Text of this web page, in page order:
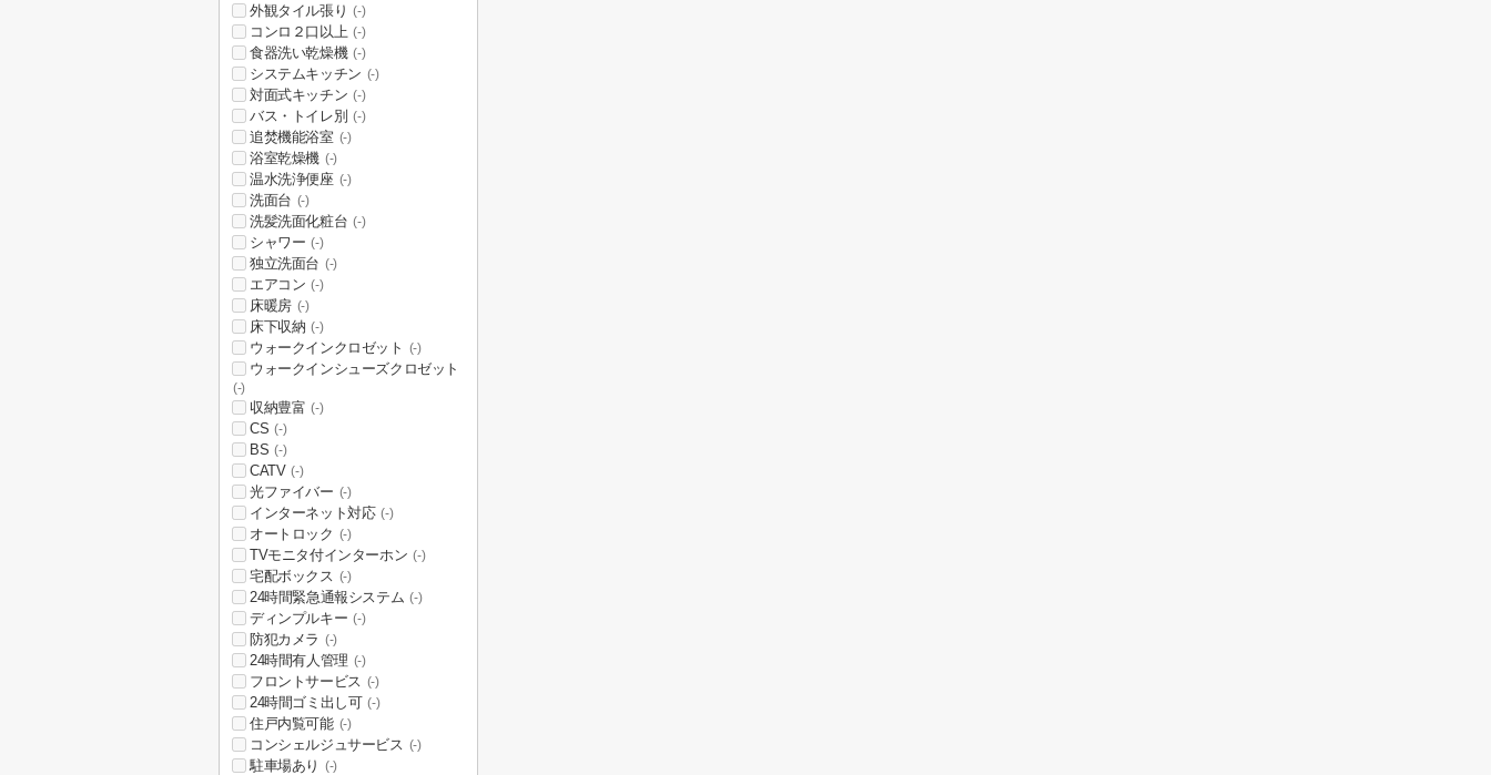
外観タイル張り (-)
コンロ２口以上 (-)
食器洗い乾燥機 (-)
システムキッチン (-)
対面式キッチン (-)
バス・トイレ別 (-)
追焚機能浴室 (-)
浴室乾燥機 (-)
温水洗浄便座 (-)
洗面台 (-)
洗髪洗面化粧台 (-)
シャワー (-)
独立洗面台 (-)
エアコン (-)
床暖房 (-)
床下収納 (-)
ウォークインクロゼット (-)
ウォークインシューズクロゼット
(-)
収納豊富 (-)
CS (-)
BS (-)
CATV (-)
光ファイバー (-)
インターネット対応 (-)
オートロック (-)
TVモニタ付インターホン (-)
宅配ボックス (-)
24時間緊急通報システム (-)
ディンプルキー (-)
防犯カメラ (-)
24時間有人管理 (-)
フロントサービス (-)
24時間ゴミ出し可 (-)
住戸内覧可能 (-)
コンシェルジュサービス (-)
駐車場あり (-)